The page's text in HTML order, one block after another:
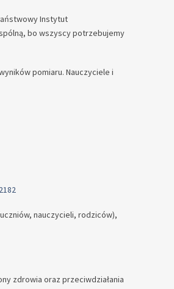
Instytut
bo wszyscy potrzebujemy
pomiaru. Nauczyciele i
nauczycieli, rodziców),
zdrowia oraz przeciwdziałania